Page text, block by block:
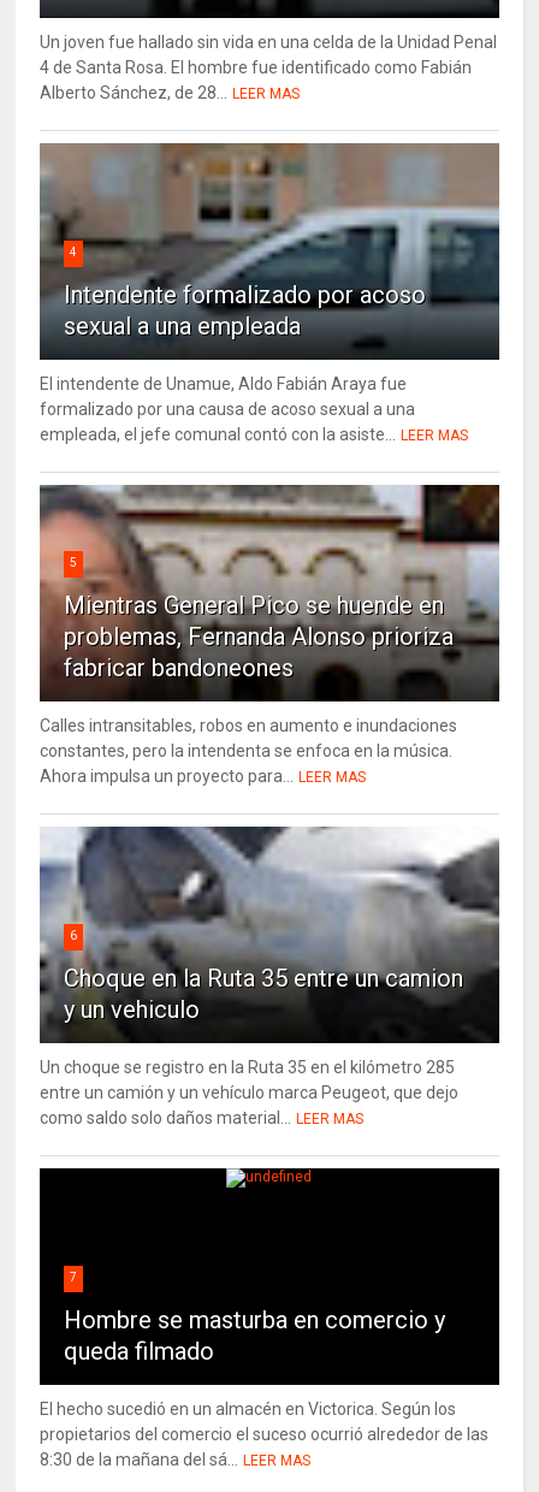
Un joven fue hallado sin vida en una celda de la Unidad Penal
4 de Santa Rosa. El hombre fue identificado como Fabián
Alberto Sánchez, de 28...
LEER MAS
4
Intendente formalizado por acoso
sexual a una empleada
El intendente de Unamue, Aldo Fabián Araya fue
formalizado por una causa de acoso sexual a una
empleada, el jefe comunal contó con la asiste...
LEER MAS
5
Mientras General Pico se huende en
problemas, Fernanda Alonso prioriza
fabricar bandoneones
Calles intransitables, robos en aumento e inundaciones
constantes, pero la intendenta se enfoca en la música.
Ahora impulsa un proyecto para...
LEER MAS
6
Choque en la Ruta 35 entre un camion
y un vehiculo
Un choque se registro en la Ruta 35 en el kilómetro 285
entre un camión y un vehículo marca Peugeot, que dejo
como saldo solo daños material...
LEER MAS
7
Hombre se masturba en comercio y
queda filmado
El hecho sucedió en un almacén en Victorica. Según los
propietarios del comercio el suceso ocurrió alrededor de las
8:30 de la mañana del sá...
LEER MAS